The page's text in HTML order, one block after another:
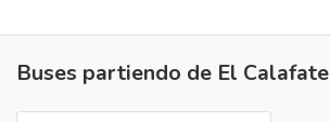
Buses partiendo de El Calafate